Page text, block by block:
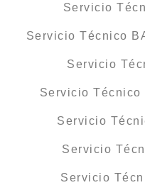
Servicio
Servicio Técnico
Servicio
Servicio Técnico
Servicio
Servicio
Servicio